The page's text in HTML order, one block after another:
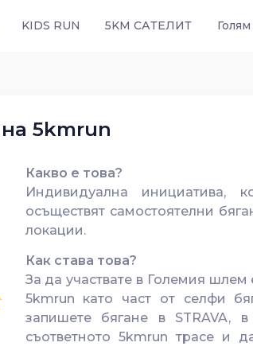
KIDS RUN 5KM САТЕЛИТ
5kmrun
Какво е това?
Индивидуална инициатива,
осъществят самостоятелни
локации.
Как става това?
За да участвате в Големия
5kmrun като част от селфи
запишете бягане в STRAVA,
съответното 5kmrun трасе и